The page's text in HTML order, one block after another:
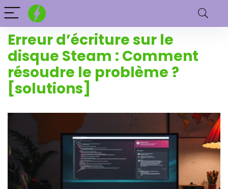
Erreur d’écriture sur le
disque Steam : Comment
résoudre le problème ?
[solutions]